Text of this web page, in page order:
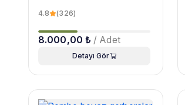
4.8 (326)
8.000,00 ₺ / Adet
Detayı Gör